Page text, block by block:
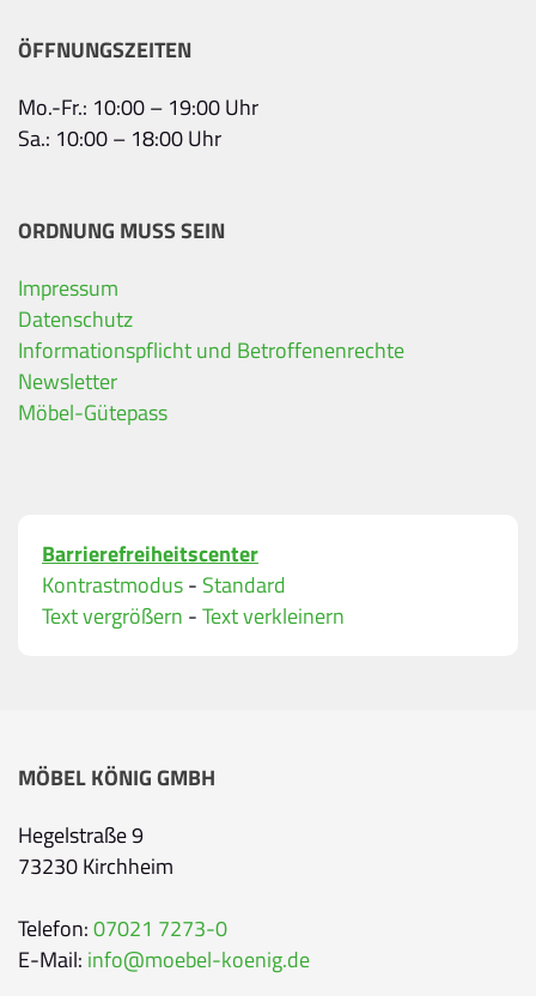
ÖFFNUNGSZEITEN
Mo.-Fr.: 10:00 – 19:00 Uhr
Sa.: 10:00 – 18:00 Uhr
ORDNUNG MUSS SEIN
Impressum
Datenschutz
Informationspflicht und Betroffenenrechte
Newsletter
Möbel-Gütepass
Barrierefreiheitscenter
Kontrastmodus- Standard
Text vergrößern -Text verkleinern
MÖBEL KÖNIG GMBH
Hegelstraße 9
73230 Kirchheim
Telefon:07021 7273-0
E-Mail: info@moebel-koenig.de
Ihre Kontaktdaten
Alle mit Stern gekennzeichneten Felder sind
Name
Bitte geben Sie eine gültige E-Mail-Adresse ein.
Telefon*
Datum